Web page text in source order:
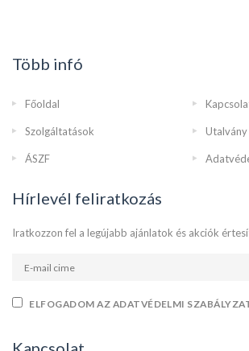
Több infó
Főoldal
Szolgáltatások
ÁSZF
Hírlevél feliratkozás
Iratkozzon fel a legújabb ajánlatok és akciók
ELFOGADOM AZ ADATVÉDELMI